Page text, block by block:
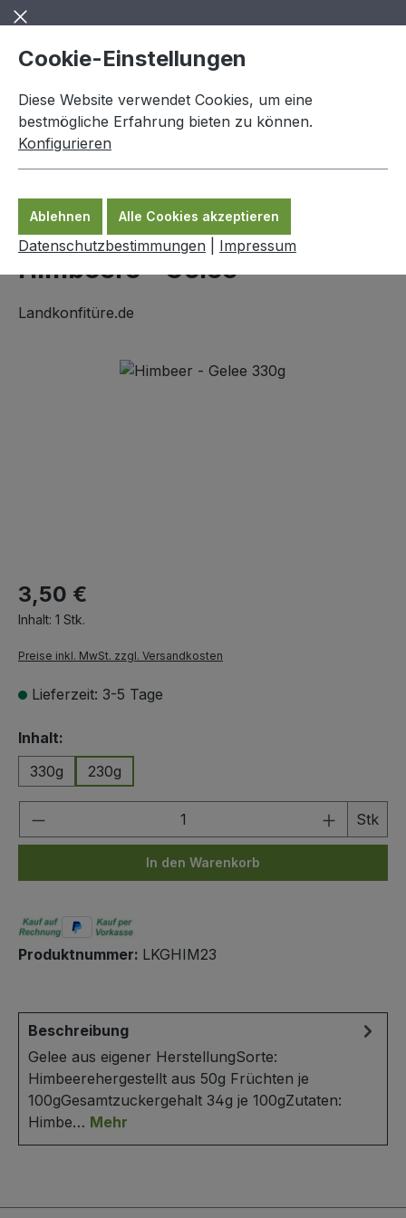
Zum Hauptinhalt springen
0,00 €
Landkonfitüre
Himbeere - Gelee
Landkonfitüre.de
Bildergalerie überspringen
3,50 €
Inhalt: 1 Stk.
Preise inkl. MwSt. zzgl. Versandkosten
Lieferzeit: 3-5 Tage
Inhalt:
330g
230g
Produkt Anzahl: Gib den Stk
In den Warenkorb
Produktnummer: LKGHIM23
Beschreibung
Gelee aus eigener HerstellungSorte:
Himbeerehergestellt aus 50g Früchten je
100gGesamtzuckergehalt 34g je 100gZutaten:
Himbe… Mehr
Cookie-Einstellungen
Diese Website verwendet Cookies, um eine
bestmögliche Erfahrung bieten zu können.
Konfigurieren
Ablehnen Alle Cookies akzeptieren
Datenschutzbestimmungen Impressum